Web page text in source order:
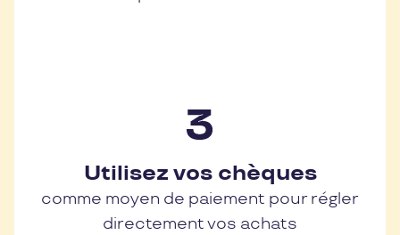
Utilisez vos chèques
comme moyen de paiement pour régler
directement vos achats